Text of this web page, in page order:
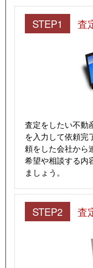
STEP1 査
査定をしたい不動
を入力して依頼完
頼をした会社から
希望や相談する内
ましょう。
STEP2 査